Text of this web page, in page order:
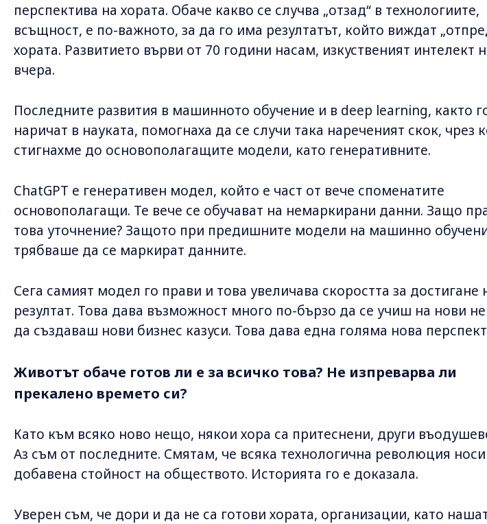
перспектива на хората. Обаче какво се случва „отзад“ в технологиите,
всъщност, е по-важното, за да го има резултатът, който виждат
хората. Развитието върви от 70 години насам, изкуственият интелект
вчера.
Последните развития в машинното обучение и в deep learning, както
наричат в науката, помогнаха да се случи така нареченият скок, чрез
стигнахме до основополагащите модели, като генеративните.
ChatGPT е генеративен модел, който е част от вече споменатите
основополагащи. Те вече се обучават на немаркирани данни. Защо
това уточнение? Защото при предишните модели на машинно
трябваше да се маркират данните.
Сега самият модел го прави и това увеличава скоростта за достигане
резултат. Това дава възможност много по-бързо да се учиш на нови
да създаваш нови бизнес казуси. Това дава една голяма нова
Животът обаче готов ли е за всичко това? Не изпреварва ли
прекалено времето си?
Като към всяко ново нещо, някои хора са притеснени, други
Аз съм от последните. Смятам, че всяка технологична революция носи
добавена стойност на обществото. Историята го е доказала.
Уверен съм, че дори и да не са готови хората, организации, като